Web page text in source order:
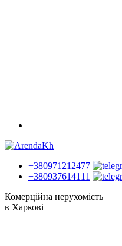
+380971212477
+380937614111
Комерційна нерухомість
в Харкові